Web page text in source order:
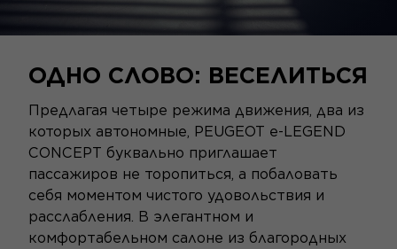
ОДНО СЛОВО: ВЕСЕЛИТЬСЯ
Предлагая четыре режима движения, два из
которых автономные, PEUGEOT e-LEGEND
CONCEPT буквально приглашает
пассажиров не торопиться, а побаловать
себя моментом чистого удовольствия и
расслабления. В элегантном и
комфортабельном салоне из благородных